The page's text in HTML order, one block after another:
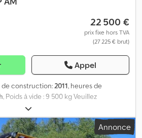
22 500 €
prix fixe hors TVA
(27 225 € brut)
Appel
de construction: 2011, heures de
, Poids à vide : 9 500 kg Veuillez
pour plus d’informations. Dsdpfx Amozcx
Annonce